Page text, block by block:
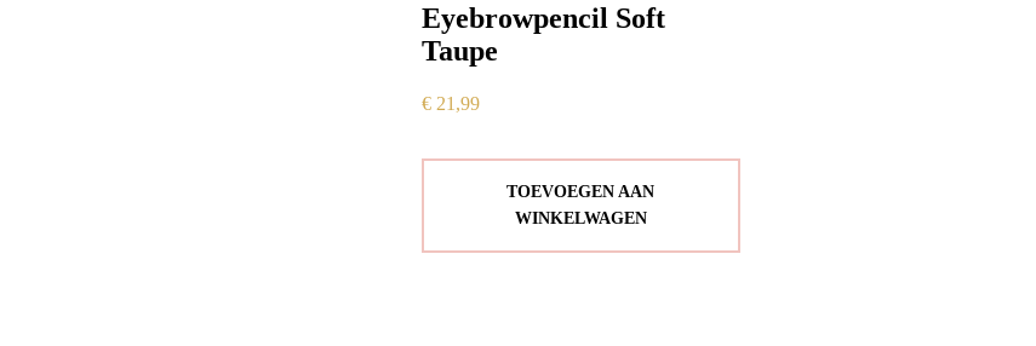
Eyebrowpencil Soft
Taupe
€21,99
TOEVOEGEN AAN
WINKELWAGEN